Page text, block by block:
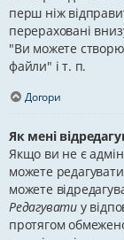
перш ніж
перераховані
"Ви можете
файли" і т. п.
Догори
Як мені
Якщо ви не є
можете
можете
Редагувати у
протягом